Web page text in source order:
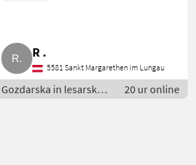
R .
5581 Sankt Margarethen im Lungau
Gozdarska in lesarska
mehanizacija /
20 ur online